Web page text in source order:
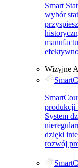
Smart
wybór
Wizyjne
produkcji
System
dzięki
rozwój